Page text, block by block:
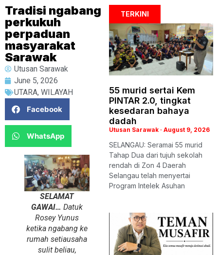
Tradisi ngabang
perkukuh
perpaduan
masyarakat
Sarawak
Utusan Sarawak
June 5, 2026
UTARA, WILAYAH
Facebook
WhatsApp
SELAMAT
GAWAI… Datuk
Rosey Yunus
ketika ngabang ke
rumah setiausaha
sulit beliau,
TERKINI
55 murid sertai Kem
PINTAR 2.0, tingkat
kesedaran bahaya
dadah
Utusan Sarawak August 9, 2026
SELANGAU: Seramai 55 murid
Tahap Dua dari tujuh sekolah
rendah di Zon 4 Daerah
Selangau telah menyertai
Program Intelek Asuhan